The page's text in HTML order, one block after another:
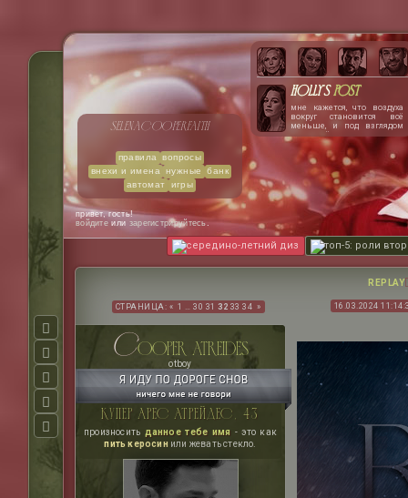
середино-летний диз топ-5: роли
selenacooperfaith
правила
вопросы
внехи и имена
нужные
банк
автомат
игры
Holly'spost
мне кажется, что воздуха
вокруг становится всё
меньше, и под взглядом
нэша лёгкие сжимаются,
словно сжатые тугими
обручами. чертовски
хочется расплакаться. или
закричать. сердце
колотится как ослепшая от
паники птица, запертая в
стеклянном ящике.
привет, гость!
войдите или зарегистрируйтесь.
REPLAY
СТРАНИЦА: « 1 … 30 31 32 33 34 » 16.03.2024
cooper atreides
otboy
купер арес атрейдес, 43
произносить данное тебе имя - это как
пить керосин или жевать стекло.